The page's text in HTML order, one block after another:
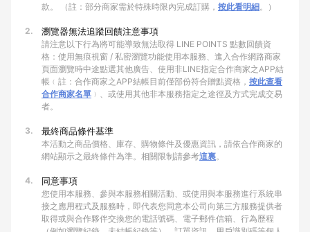
款。 （註：部分商家需於特殊時限內完成訂購， 按此看明細。）
2. 瀏覽器無法追蹤回饋注意事項
請注意以下行為將可能導致無法取得 LINE POINTS 點數回饋資
格：使用無痕視窗 / 私密瀏覽功能使用本服務、進入合作網路商家
頁面瀏覽時中途點選其他廣告、使用非LINE指定合作商家之APP結
帳﹙註：合作商家之APP結帳目前僅部份符合贈點資格， 按此查看
合作商家名單 ﹚、或使用其他非本服務指定之途徑及方式完成交易
者。
3. 最終商品條件基準
本活動之商品價格、庫存、購物條件及優惠資訊，請依合作商家的
網站顯示之最終條件為準。相關限制請參考這裏。
4. 同意事項
您使用本服務、參與本服務相關活動、或使用與本服務進行系統串
接之應用程式及服務時，即代表您同意本公司向第三方服務提供者
取得或與合作夥伴交換您的電話號碼、電子郵件信箱、行為歷程